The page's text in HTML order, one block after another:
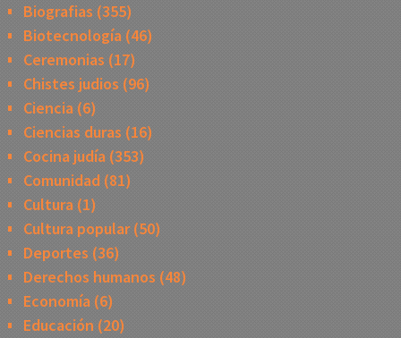
Biografias (355)
Biotecnología(46)
Ceremonias (17)
Chistes judios (96)
Ciencia(6)
Ciencias duras (16)
Cocina judía(353)
Comunidad(81)
Cultura(1)
Cultura popular(50)
Deportes (36)
Derechos humanos (48)
Economía(6)
Educación (20)